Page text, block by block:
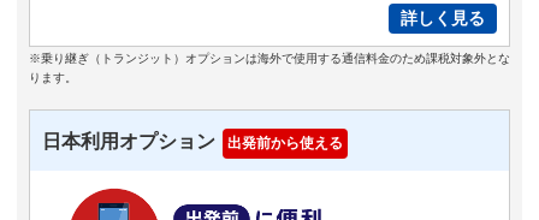
詳しく見る
※乗り継ぎ（トランジット）オプションは海外で使用する通信料金のため課税対象外とな
ります。
日本利用オプション 出発前から使える